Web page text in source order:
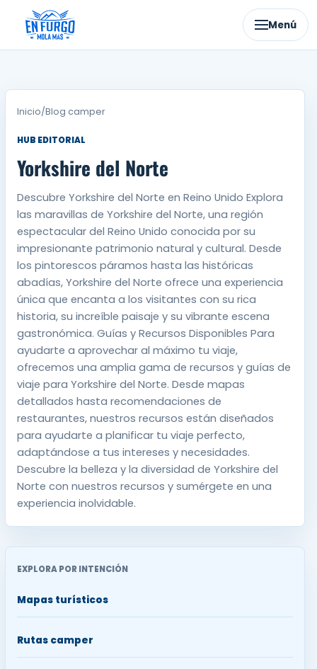
contenido
Menú
Inicio/Blog camper
HUB EDITORIAL
Yorkshire del Norte
Descubre Yorkshire del Norte en Reino Unido Explora
las maravillas de Yorkshire del Norte, una región
espectacular del Reino Unido conocida por su
impresionante patrimonio natural y cultural. Desde
los pintorescos páramos hasta las históricas
abadías, Yorkshire del Norte ofrece una experiencia
única que encanta a los visitantes con su rica
historia, su increíble paisaje y su vibrante escena
gastronómica. Guías y Recursos Disponibles Para
ayudarte a aprovechar al máximo tu viaje,
ofrecemos una amplia gama de recursos y guías de
viaje para Yorkshire del Norte. Desde mapas
detallados hasta recomendaciones de
restaurantes, nuestros recursos están diseñados
para ayudarte a planificar tu viaje perfecto,
adaptándose a tus intereses y necesidades.
Descubre la belleza y la diversidad de Yorkshire del
Norte con nuestros recursos y sumérgete en una
experiencia inolvidable.
EXPLORA POR INTENCIÓN
Mapas turísticos
Rutas camper